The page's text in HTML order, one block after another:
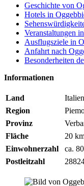
Geschichte von
Hotels in
Veranstaltungen
Ausflugsziele in
Anfahrt nach
Besonderheiten
Informationen
Land
Italien
Region
Provinz
Fläche
20
Einwohnerzahl
ca.
Postleitzahl